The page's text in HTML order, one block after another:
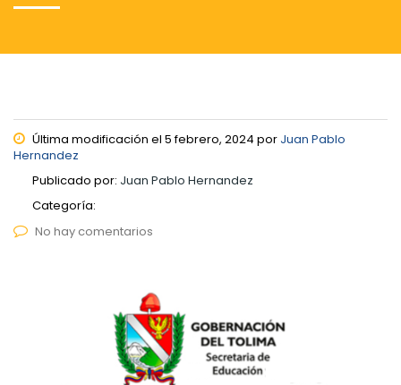
Última modificación el 5 febrero, 2024 por Juan Pablo
Hernandez
Publicado por: Juan Pablo Hernandez
Categoría:
No hay comentarios